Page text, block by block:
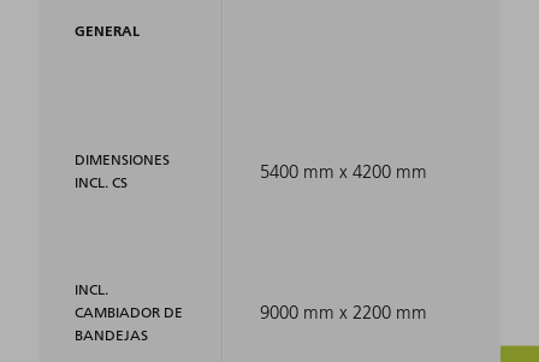
GENERAL
DIMENSIONES
INCL. CS
INCL.
CAMBIADOR DE
BANDEJAS
5400 mm x 4200 mm
9000 mm x 2200 mm